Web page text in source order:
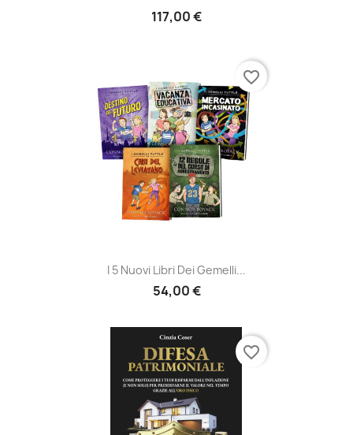
117,00 €
I 5 Nuovi Libri Dei Gemelli...
54,00 €
favorite_border
favorite_border